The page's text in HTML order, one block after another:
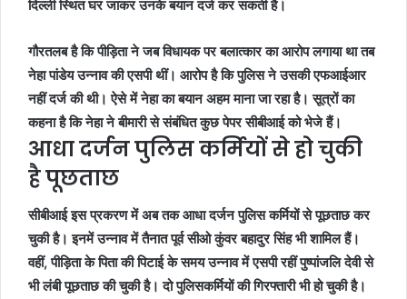
दिल्ली स्थित घर जाकर उनके बयान दर्ज कर सकती है।
गौरतलब है कि पीड़िता ने जब विधायक पर बलात्कार का आरोप लगाया था तब
नेहा पांडेय उन्नाव की एसपी थीं। आरोप है कि पुलिस ने उसकी एफआईआर
नहीं दर्ज की थी। ऐसे में नेहा का बयान अहम माना जा रहा है। सूत्रों का
कहना है कि नेहा ने बीमारी से संबंधित कुछ पेपर सीबीआई को भेजे हैं।
आधा दर्जन पुलिस कर्मियों से हो चुकी
है पूछताछ
सीबीआई इस प्रकरण में अब तक आधा दर्जन पुलिस कर्मियों से पूछताछ कर
चुकी है। इनमें उन्नाव में तैनात पूर्व सीओ कुंवर बहादुर सिंह भी शामिल हैं।
वहीं, पीड़िता के पिता की पिटाई के समय उन्नाव में एसपी रहीं पुष्पांजलि देवी से
भी लंबी पूछताछ की चुकी है। दो पुलिसकर्मियों की गिरफ्तारी भी हो चुकी है।